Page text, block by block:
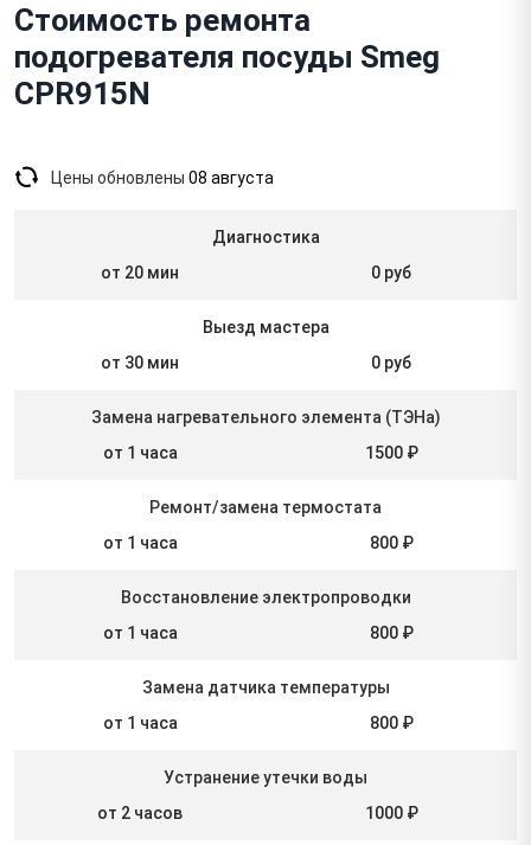
Стоимость ремонта
подогревателя посуды Smeg
CPR915N
Цены обновлены 08 августа
Диагностика
от 20 мин
0 руб
Выезд мастера
от 30 мин
0 руб
Замена нагревательного элемента (ТЭНа)
от 1 часа
1500 ₽
Ремонт/замена термостата
от 1 часа
800 ₽
Восстановление электропроводки
от 1 часа
800 ₽
Замена датчика температуры
от 1 часа
800 ₽
Устранение утечки воды
от 2 часов
1000 ₽